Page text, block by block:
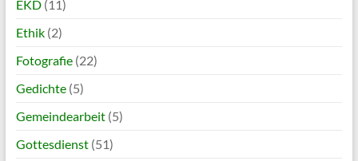
EKD(11)
Ethik(2)
Fotografie(22)
Gedichte(5)
Gemeindearbeit(5)
Gottesdienst(51)